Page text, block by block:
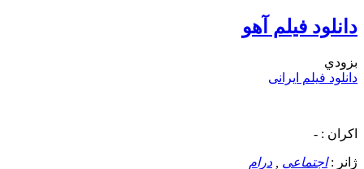
دانلود فیلم آهو
بزودي
دانلود فیلم ایرانی
اکران : -
ژانر :اجتماعی درام